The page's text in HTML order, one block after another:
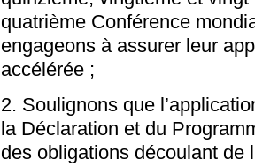
quatrième Conférence
engageons à assurer leur
accélérée ;
2. Soulignons que
la Déclaration et du
des obligations découlant de